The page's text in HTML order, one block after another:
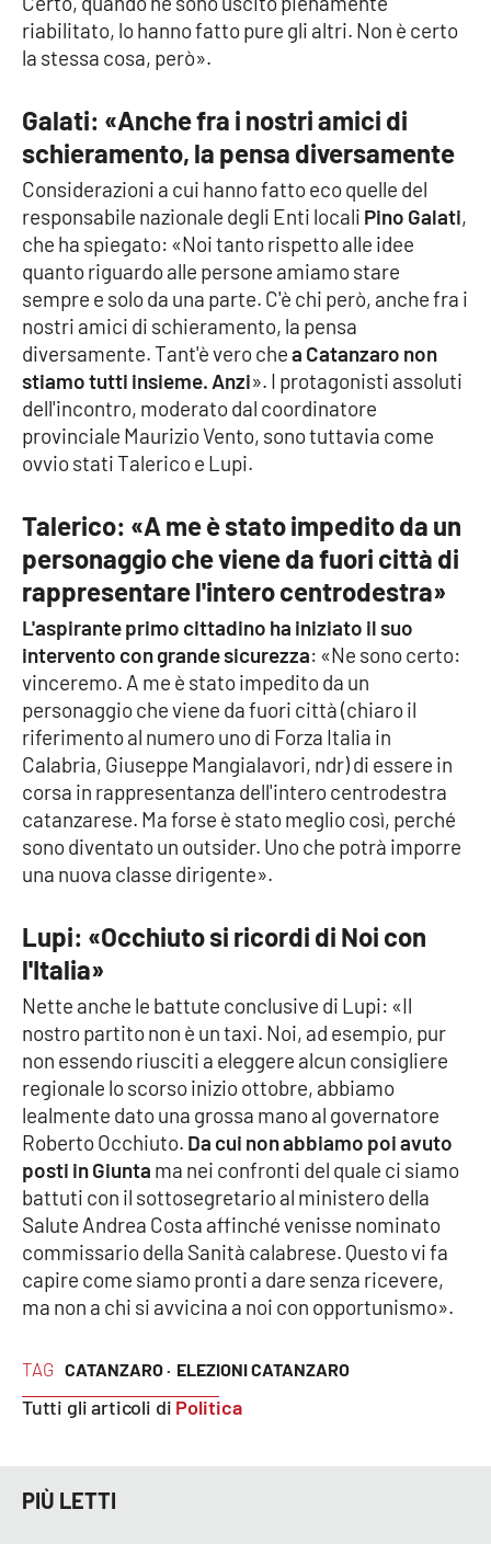
Catanzaro
Crotone
Vibo Valentia
Reggio Calabria
Cosenza
Lamezia Terme
Buona Sanità Calabria
LA
CALABRIAVISIONE
Destinazioni
Eventi
Food
Storie
LAC
NETWORK
Lacplay.it
Lactv.it
Laconair.it
Lacitymag.it
Lacapitalenews.it
Ilreggino.it
Cosenzachannel.it
Ilvibonese.it
APP
TAG CATANZARO · ELEZIONI CATANZARO
Tutti gli articoli di Politica
riabilitato, lo hanno fatto pure gli altri. Non è certo
la stessa cosa, però».
Galati: «Anche fra i nostri amici di
schieramento, la pensa diversamente
Considerazioni a cui hanno fatto eco quelle del
responsabile nazionale degli Enti locali Pino Galati,
che ha spiegato: «Noi tanto rispetto alle idee
quanto riguardo alle persone amiamo stare
sempre e solo da una parte. C'è chi però, anche fra i
nostri amici di schieramento, la pensa
diversamente. Tant'è vero chea Catanzaro non
stiamo tutti insieme. Anzi». I protagonisti assoluti
dell'incontro, moderato dal coordinatore
provinciale Maurizio Vento, sono tuttavia come
ovvio stati Talerico e Lupi.
Talerico: «A me è stato impedito da un
personaggio che viene da fuori città di
rappresentare l'intero centrodestra»
L'aspirante primo cittadino ha iniziato il suo
intervento con grande sicurezza: «Ne sono certo:
vinceremo. A me è stato impedito da un
personaggio che viene da fuori città (chiaro il
riferimento al numero uno di Forza Italia in
Calabria, Giuseppe Mangialavori, ndr) di essere in
corsa in rappresentanza dell'intero centrodestra
catanzarese. Ma forse è stato meglio così, perché
sono diventato un outsider. Uno che potrà imporre
una nuova classe dirigente».
Lupi: «Occhiuto si ricordi di Noi con
l'Italia»
Nette anche le battute conclusive di Lupi: «Il
nostro partito non è un taxi. Noi, ad esempio, pur
non essendo riusciti a eleggere alcun consigliere
regionale lo scorso inizio ottobre, abbiamo
lealmente dato una grossa mano al governatore
Roberto Occhiuto. Da cui non abbiamo poi avuto
posti in Giunta ma nei confronti del quale ci siamo
battuti con il sottosegretario al ministero della
Salute Andrea Costa affinché venisse nominato
commissario della Sanità calabrese. Questo vi fa
capire come siamo pronti a dare senza ricevere,
ma non a chi si avvicina a noi con opportunismo».
PIÙ LETTI